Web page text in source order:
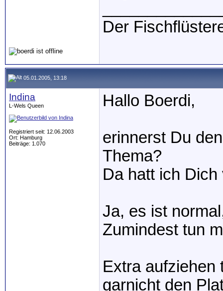
Der
05.01.2005, 13:18
Indina
L-Wels Queen
Registriert seit: 12.06.2003
Ort: Hamburg
Beiträge: 1.070
Hallo Boerdi,
erinnerst Du
Thema?
Da hatt ich
Ja, es ist
Zumindest tun
Extra aufziehen
garnicht den